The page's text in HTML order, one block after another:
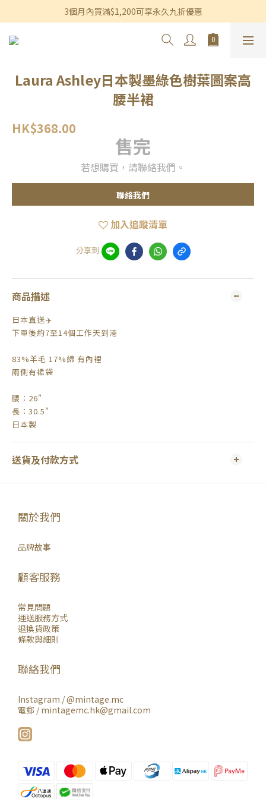
香港及澳門訂單滿$600即享免運費優惠
3個月內買滿$1,200可享永久九折優惠
香港及澳門訂單滿$600即享免運費優惠
Laura Ashley日本製墨綠色樹葉圖案高
腰半裙
HK$368.00
售完
若想購買，請聯絡我們。
聯絡我們
加入追蹤清單
分享到
商品描述
日本直送✈️
下單後約7至14個工作天到港
83%羊毛 17%綿 有內裡
兩側有裙袋
腰：26"
長：30.5"
日本製
送貨及付款方式
關於我們
品牌故事
顧客服務
常見問題
運送服務方式
退換貨政策
條款與細則
聯絡我們
Instagram /@mintage.mc
電郵 / mintagemc.hk@gmail.com